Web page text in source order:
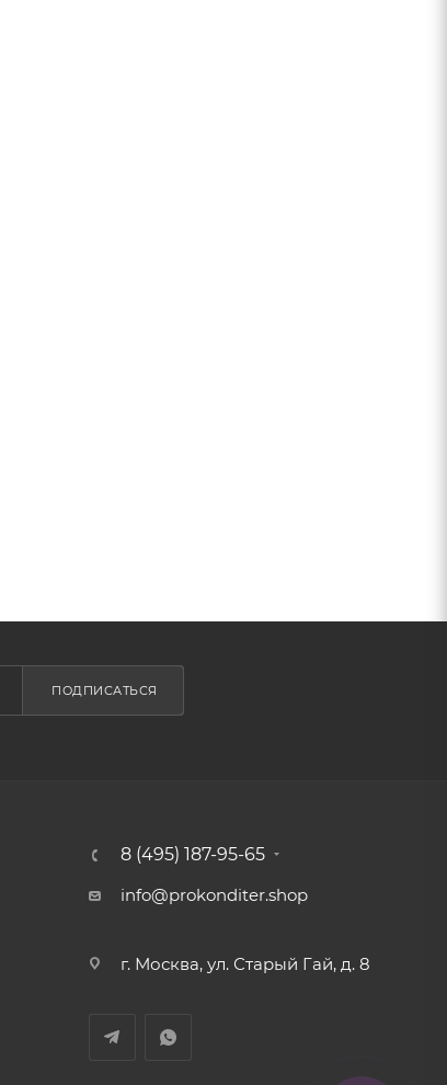
ПОДПИСАТЬСЯ
8 (495) 187-95-65
info@prokonditer.shop
г. Москва, ул. Старый Гай, д. 8